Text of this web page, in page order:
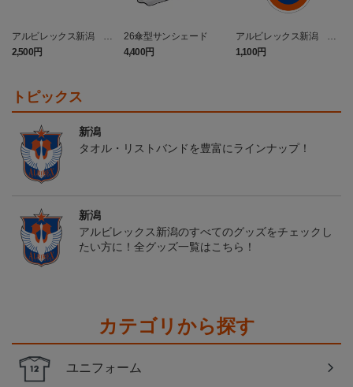
アルビレックス新潟 ピ
カチュウ タオルマフラー
2,500円
26傘型サンシェード
4,400円
アルビレックス新潟 ピ
カチュウ キーホルダー
1,100円
トピックス
新潟
タオル・リストバンドを豊富にラインナップ！
新潟
アルビレックス新潟のすべてのグッズをチェックし
たい方に！全グッズ一覧はこちら！
カテゴリから探す
ユニフォーム